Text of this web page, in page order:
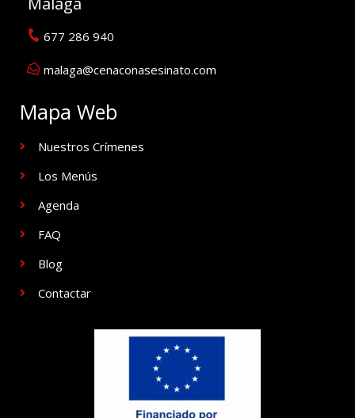
677 286 940
malaga@cenaconasesinato.com
Mapa Web
Nuestros Crímenes
Los Menús
Agenda
FAQ
Blog
Contactar